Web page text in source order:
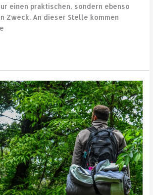
einen praktischen, sondern ebenso
Zweck. An dieser Stelle kommen